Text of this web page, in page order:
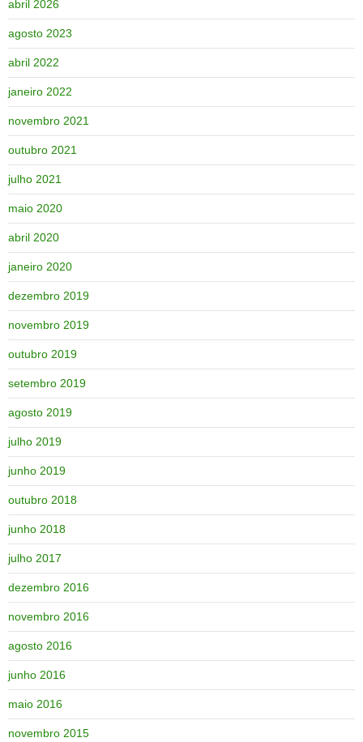
abril 2026
agosto 2023
abril 2022
janeiro 2022
novembro 2021
outubro 2021
julho 2021
maio 2020
abril 2020
janeiro 2020
dezembro 2019
novembro 2019
outubro 2019
setembro 2019
agosto 2019
julho 2019
junho 2019
outubro 2018
junho 2018
julho 2017
dezembro 2016
novembro 2016
agosto 2016
junho 2016
maio 2016
novembro 2015